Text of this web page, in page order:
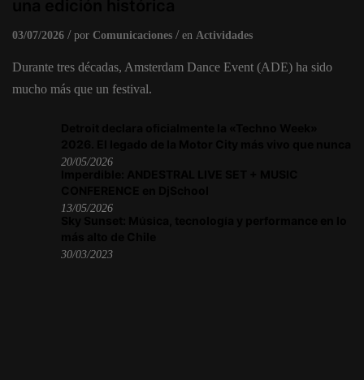
03/07/2026 por Comunicaciones en Actividades
Durante tres décadas, Amsterdam Dance Event (ADE) ha sido
mucho más que un festival.
20/05/2026
13/05/2026
30/03/2023